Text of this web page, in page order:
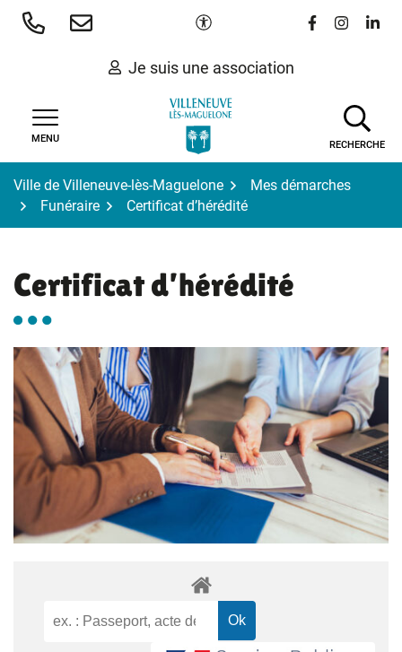
Aller
Paramètres d'accessibilité
Lien vers le
Lien vers
Lien
Je suis une association
MENU
RECHERCHE
Ville de Villeneuve-lès-Maguelone
Mes démarches
Funéraire
Certificat d’hérédité
Certificat d’hérédité